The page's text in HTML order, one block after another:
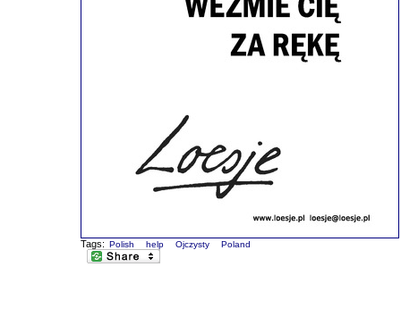
Tags: Polish help Ojczysty Poland